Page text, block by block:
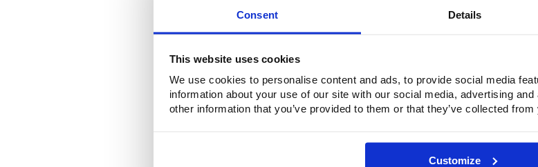
Consent Details
This website uses cookies
We use cookies to personalise content and ads, to provide social media
information about your use of our site with our social media, advertising
other information that you’ve provided to them or that they’ve collected
Customize